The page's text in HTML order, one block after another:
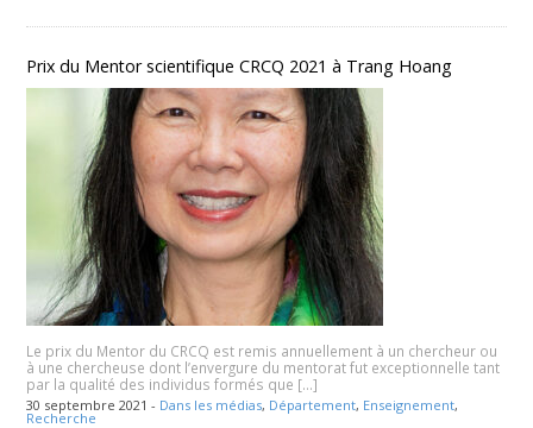
Prix du Mentor scientifique CRCQ 2021 à Trang Hoang
Le prix du Mentor du CRCQ est remis annuellement à un chercheur ou
à une chercheuse dont l’envergure du mentorat fut exceptionnelle tant
par la qualité des individus formés que […]
30 septembre 2021 - Dans les médias, Département, Enseignement,
Recherche